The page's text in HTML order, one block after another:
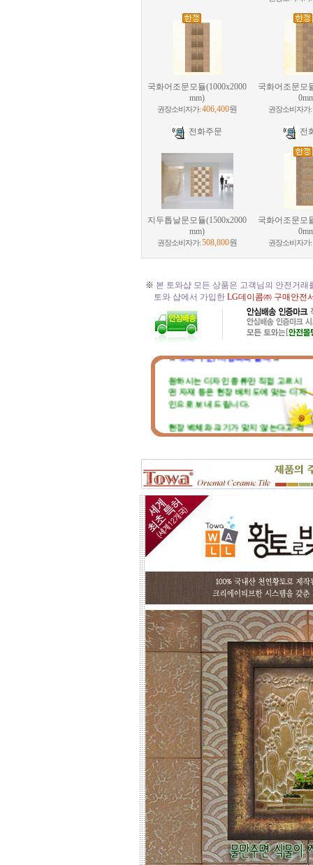
국화어조문모듈(1000x2000
mm)
권장소비자가:406,400원
전화주문
국화어조문모
권장소비자가:
전
지두톱날문모듈(1500x2000
mm)
권장소비자가:508,800원
국화어조문모
권장소비자가:
※ 본 토와샵 모든 상품은 고객님의 안전거
토와 샵에서 가입한 LG데이콤㈜ 구매안전
면 자재 등은 현장 배치도에 맞는 디자
인으로 보내 드립니다.
현장 벽체와 크기가 맞지 않는다고 걱
정마세요. 부족하거나 남는부분은 자
토와 분청사기 부조 벽화는 일련
번호가 있으니, 근처에 타일공을 불러
직접 시공하시고, 번거러워 저희 시공
팀에 의뢰하시면, 시공 포함한 세부 견
적도 가능합니다.
☆ 포인트 벽화는 토아트에서..☆
고객님 댁, 벽체 가로세로 크기를 줄자
토와의 포인트 컨셉만 골라주시면 최
선의 디자인+견적을 드립니다.
예산에 따라 포인트 벽화부분 즉, 토
아트의 작품크기를 줄이면 저렴하게
도 가능하오니, 거실 아트월 이외에는
토와월과 같은 패턴타일 위주로 디자
인해도 친환경과 기능성 자재의 성능
차이는 없습니다.
☆거실아트월,쇼파월,중문,콘솔☆
고객님의 벽체 사이즈를 예를들어 가
로 3m라면 바로 위 검색코너에서 가로
3000을'클릭'해서 원하는 크기의 상품
들을 보시고 찾으시는 가격과 디자인
을 메모하시고 고객센타로 전화상담
하시기 바랍니다.
전문 상담원이 제대로 된 친환경 인테
리어자재로 값싼 인테리어가 되는 노
하우를 제시해 드립니다.
황토타일의 제습기능으로 끈적한 여
름은 시원하게.. 겨울은 가습기능과 원